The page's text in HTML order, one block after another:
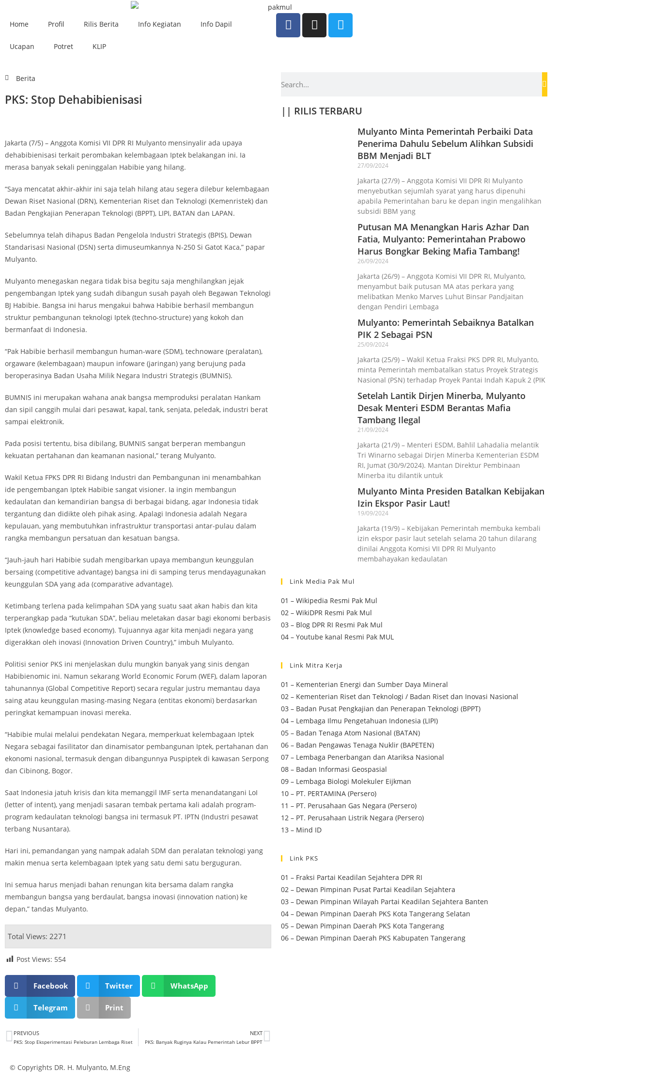
Home Profil Rilis Berita Info Kegiatan Info Dapil
Ucapan Potret KLIP
Berita
PKS: Stop Dehabibienisasi
Jakarta (7/5) – Anggota Komisi VII DPR RI Mulyanto mensinyalir ada upaya
dehabibienisasi terkait perombakan kelembagaan Iptek belakangan ini. Ia
merasa banyak sekali peninggalan Habibie yang hilang.
“Saya mencatat akhir-akhir ini saja telah hilang atau segera dilebur kelembagaan
Dewan Riset Nasional (DRN), Kementerian Riset dan Teknologi (Kemenristek) dan
Badan Pengkajian Penerapan Teknologi (BPPT), LIPI, BATAN dan LAPAN.
Sebelumnya telah dihapus Badan Pengelola Industri Strategis (BPIS), Dewan
Standarisasi Nasional (DSN) serta dimuseumkannya N-250 Si Gatot Kaca,” papar
Mulyanto.
Mulyanto menegaskan negara tidak bisa begitu saja menghilangkan jejak
pengembangan Iptek yang sudah dibangun susah payah oleh Begawan Teknologi
BJ Habibie. Bangsa ini harus mengakui bahwa Habibie berhasil membangun
struktur pembangunan teknologi Iptek (techno-structure) yang kokoh dan
bermanfaat di Indonesia.
“Pak Habibie berhasil membangun human-ware (SDM), technoware (peralatan),
orgaware (kelembagaan) maupun infoware (jaringan) yang berujung pada
beroperasinya Badan Usaha Milik Negara Industri Strategis (BUMNIS).
BUMNIS ini merupakan wahana anak bangsa memproduksi peralatan Hankam
dan sipil canggih mulai dari pesawat, kapal, tank, senjata, peledak, industri berat
sampai elektronik.
Pada posisi tertentu, bisa dibilang, BUMNIS sangat berperan membangun
kekuatan pertahanan dan keamanan nasional,” terang Mulyanto.
Wakil Ketua FPKS DPR RI Bidang Industri dan Pembangunan ini menambahkan
ide pengembangan Iptek Habibie sangat visioner. Ia ingin membangun
kedaulatan dan kemandirian bangsa di berbagai bidang, agar Indonesia tidak
tergantung dan didikte oleh pihak asing. Apalagi Indonesia adalah Negara
kepulauan, yang membutuhkan infrastruktur transportasi antar-pulau dalam
rangka membangun persatuan dan kesatuan bangsa.
“Jauh-jauh hari Habibie sudah mengibarkan upaya membangun keunggulan
bersaing (competitive advantage) bangsa ini di samping terus mendayagunakan
keunggulan SDA yang ada (comparative advantage).
Ketimbang terlena pada kelimpahan SDA yang suatu saat akan habis dan kita
terperangkap pada “kutukan SDA”, beliau meletakan dasar bagi ekonomi berbasis
Iptek (knowledge based economy). Tujuannya agar kita menjadi negara yang
digerakkan oleh inovasi (Innovation Driven Country),” imbuh Mulyanto.
Politisi senior PKS ini menjelaskan dulu mungkin banyak yang sinis dengan
Habibienomic ini. Namun sekarang World Economic Forum (WEF), dalam laporan
tahunannya (Global Competitive Report) secara regular justru memantau daya
saing atau keunggulan masing-masing Negara (entitas ekonomi) berdasarkan
peringkat kemampuan inovasi mereka.
“Habibie mulai melalui pendekatan Negara, memperkuat kelembagaan Iptek
Negara sebagai fasilitator dan dinamisator pembangunan Iptek, pertahanan dan
ekonomi nasional, termasuk dengan dibangunnya Puspiptek di kawasan Serpong
dan Cibinong, Bogor.
Saat Indonesia jatuh krisis dan kita memanggil IMF serta menandatangani LoI
(letter of intent), yang menjadi sasaran tembak pertama kali adalah program-
program kedaulatan teknologi bangsa ini termasuk PT. IPTN (Industri pesawat
terbang Nusantara).
Hari ini, pemandangan yang nampak adalah SDM dan peralatan teknologi yang
makin menua serta kelembagaan Iptek yang satu demi satu berguguran.
Ini semua harus menjadi bahan renungan kita bersama dalam rangka
membangun bangsa yang berdaulat, bangsa inovasi (innovation nation) ke
depan,” tandas Mulyanto.
Total Views: 2271
Post Views: 554
Facebook Twitter WhatsApp
Telegram Print
PREVIOUS
PKS: Stop Eksperimentasi Peleburan Lembaga Riset
NEXT
PKS: Banyak Ruginya Kalau Pemerintah Lebur BPPT
|| RILIS TERBARU
Mulyanto Minta Pemerintah Perbaiki Data
Penerima Dahulu Sebelum Alihkan Subsidi
BBM Menjadi BLT
27/09/2024
Jakarta (27/9) – Anggota Komisi VII DPR RI Mulyanto
menyebutkan sejumlah syarat yang harus dipenuhi
apabila Pemerintahan baru ke depan ingin mengalihkan
subsidi BBM yang
Putusan MA Menangkan Haris Azhar Dan
Fatia, Mulyanto: Pemerintahan Prabowo
Harus Bongkar Beking Mafia Tambang!
26/09/2024
Jakarta (26/9) – Anggota Komisi VII DPR RI, Mulyanto,
menyambut baik putusan MA atas perkara yang
melibatkan Menko Marves Luhut Binsar Pandjaitan
dengan Pendiri Lembaga
Mulyanto: Pemerintah Sebaiknya Batalkan
PIK 2 Sebagai PSN
25/09/2024
Jakarta (25/9) – Wakil Ketua Fraksi PKS DPR RI, Mulyanto,
minta Pemerintah membatalkan status Proyek Strategis
Nasional (PSN) terhadap Proyek Pantai Indah Kapuk 2 (PIK
Setelah Lantik Dirjen Minerba, Mulyanto
Desak Menteri ESDM Berantas Mafia
Tambang Ilegal
21/09/2024
Jakarta (21/9) – Menteri ESDM, Bahlil Lahadalia melantik
Tri Winarno sebagai Dirjen Minerba Kementerian ESDM
RI, Jumat (30/9/2024). Mantan Direktur Pembinaan
Minerba itu dilantik untuk
Mulyanto Minta Presiden Batalkan Kebijakan
Izin Ekspor Pasir Laut!
19/09/2024
Jakarta (19/9) – Kebijakan Pemerintah membuka kembali
izin ekspor pasir laut setelah selama 20 tahun dilarang
dinilai Anggota Komisi VII DPR RI Mulyanto
membahayakan kedaulatan
Link Media Pak Mul
01 – Wikipedia Resmi Pak Mul
02 – WikiDPR Resmi Pak Mul
03 – Blog DPR RI Resmi Pak Mul
04 – Youtube kanal Resmi Pak MUL
Link Mitra Kerja
01 – Kementerian Energi dan Sumber Daya Mineral
02 – Kementerian Riset dan Teknologi / Badan Riset dan Inovasi Nasional
03 – Badan Pusat Pengkajian dan Penerapan Teknologi (BPPT)
04 – Lembaga Ilmu Pengetahuan Indonesia (LIPI)
05 – Badan Tenaga Atom Nasional (BATAN)
06 – Badan Pengawas Tenaga Nuklir (BAPETEN)
07 – Lembaga Penerbangan dan Atariksa Nasional
08 – Badan Informasi Geospasial
09 – Lembaga Biologi Molekuler Eijkman
10 – PT. PERTAMINA (Persero)
11 – PT. Perusahaan Gas Negara (Persero)
12 – PT. Perusahaan Listrik Negara (Persero)
13 – Mind ID
Link PKS
01 – Fraksi Partai Keadilan Sejahtera DPR RI
02 – Dewan Pimpinan Pusat Partai Keadilan Sejahtera
03 – Dewan Pimpinan Wilayah Partai Keadilan Sejahtera Banten
04 – Dewan Pimpinan Daerah PKS Kota Tangerang Selatan
05 – Dewan Pimpinan Daerah PKS Kota Tangerang
06 – Dewan Pimpinan Daerah PKS Kabupaten Tangerang
© Copyrights DR. H. Mulyanto, M.Eng